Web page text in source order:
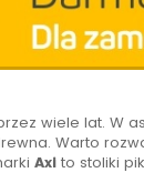
wiele lat.
Warto
Axi to stoliki